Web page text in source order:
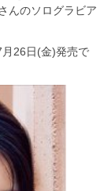
んのソログラビア
26日(金)発売で